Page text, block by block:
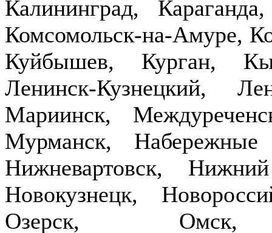
Калининград,
Комсомольск-на-Амуре,
Куйбышев, Курган,
Ленинск-Кузнецкий,
Мариинск,
Мурманск,
Нижневартовск,
Новокузнецк,
Озерск,